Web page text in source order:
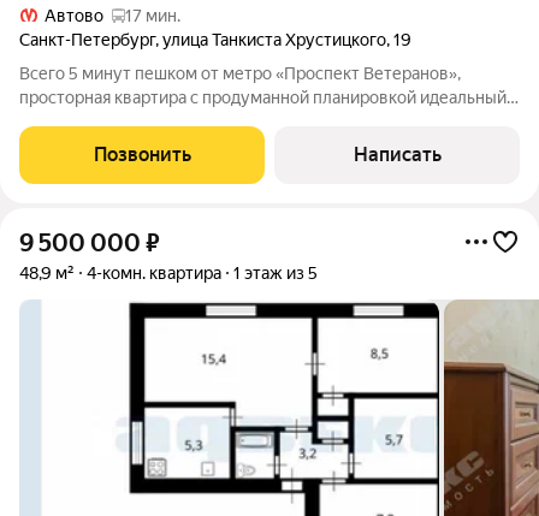
Автово
17 мин.
Санкт-Петербург,улица Танкиста Хрустицкого,19
Всего 5 минут пешком от метро «Проспект Ветеранов»,
просторная квартира с продуманной планировкой идеальный
особенной: 3 изолированные комнаты + просторная
кухнягостиная Двусторонняя планировка:
Позвонить Написать
9 500 000 ₽
48,9 м² 4-комн. квартира 1 этаж из 5